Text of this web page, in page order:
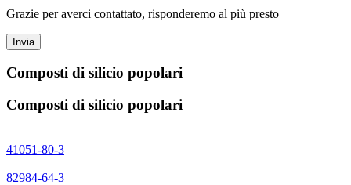
Grazie per averci contattato, risponderemo al più presto
Invia
Composti di silicio popolari
Composti di silicio popolari
41051-80-3
82984-64-3